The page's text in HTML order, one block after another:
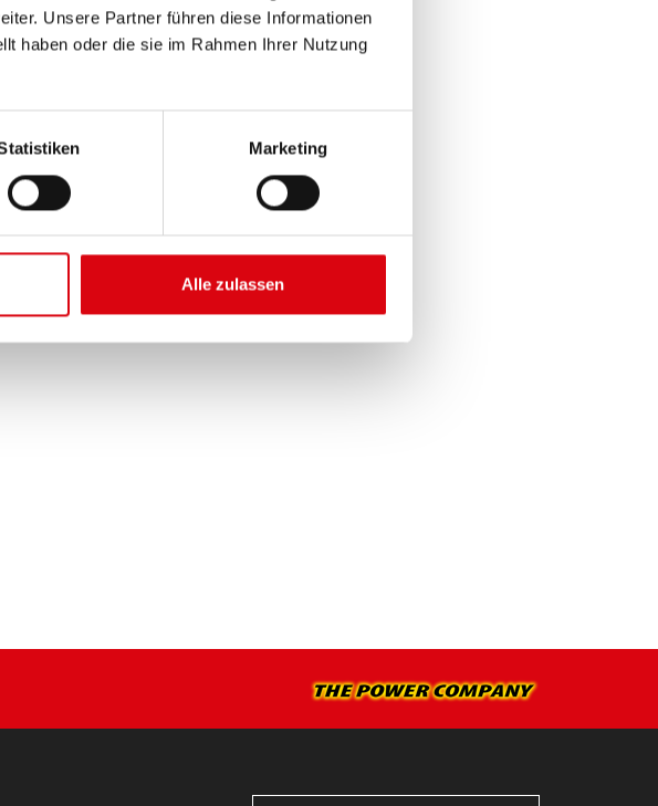
Unsere Partner führen diese Informationen
haben oder die sie im Rahmen Ihrer Nutzung
Marketing
Alle zulassen